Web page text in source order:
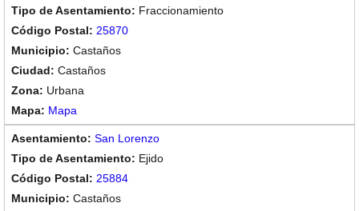
Fraccionamiento
25870
Castaños
Castaños
Urbana
Mapa
San Lorenzo
Ejido
25884
Castaños